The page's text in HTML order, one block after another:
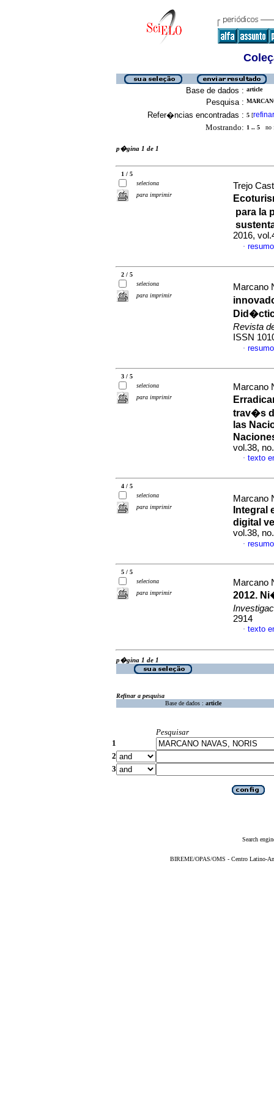
Base de dados : article
Pesquisa :
Refer�ncias encontradas : 5 [refinar
Mostrando: 1 .. 5 no
p�gina 1 de 1
1 / 5
seleciona
para imprimir
Trejo
para la
2016,
·
2 / 5
seleciona
para imprimir
Marcano
Revista
ISSN
·
3 / 5
seleciona
para imprimir
Marcano
trav�s
las
vol.38,
· texto
4 / 5
seleciona
para imprimir
Marcano
Integral
digital
vol.38,
·
5 / 5
seleciona
para imprimir
Marcano
2012. Ni
2914
· texto
p�gina 1 de 1
Refinar a pesquisa
Base de dados : article
Pesquisar
1
2
3
Search
BIREME/OPAS/OMS - Centro Latino-